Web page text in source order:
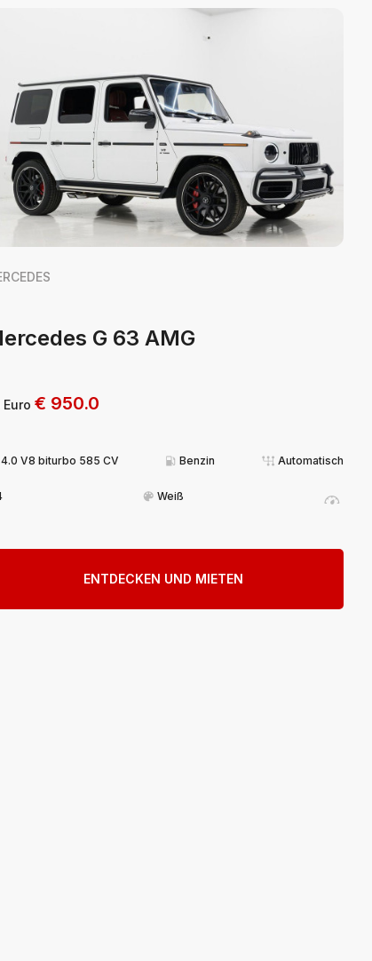
G 63 AMG
Euro € 950.0
4.0 V8 biturbo 585 CV Benzin Automatisch
Weiß
ENTDECKEN UND MIETEN